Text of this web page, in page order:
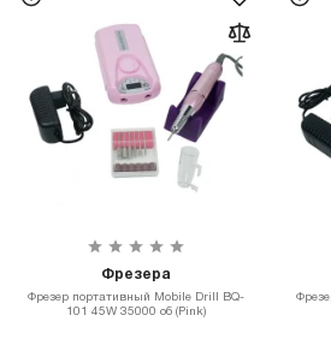
Фрезера
Фрезер портативный Mobile Drill BQ-
101 45W 35000 об (Pink)